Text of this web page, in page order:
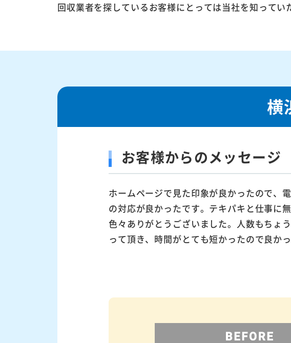
回収業者を探しているお客様にとっては当社を知って
横
お客様からのメッセージ
ホームページで見た印象が良かったので、
の対応が良かったです。テキパキと仕事に
色々ありがとうございました。人数もちょ
って頂き、時間がとても短かったので良かっ